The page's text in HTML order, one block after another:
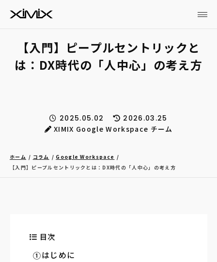
【入門】ピープルセントリックと
は：DX時代の「人中心」の考え方
2025.05.02
2026.03.25
XIMIX Google Workspace チーム
ホーム コラム
Google Workspace
【入門】ピープルセントリックとは：DX時代の「人中心」の考え方
目次
はじめに